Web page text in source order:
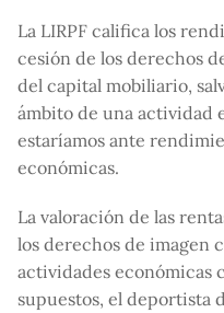
La LIRPF califica los
cesión de los derechos
del capital mobiliario,
ámbito de una actividad
estaríamos ante
económicas.
La valoración de las
los derechos de imagen
actividades económicas
supuestos, el deportista